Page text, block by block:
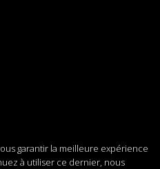
Cookies
garantir la meilleure expérience
à utiliser ce dernier, nous